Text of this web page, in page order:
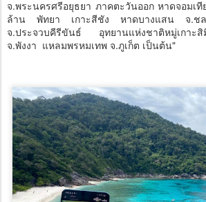
จ.พระนครศรีอยุธยา ภาคตะวันออก หาดจอมเ
ล้าน พัทยา เกาะสีชัง หาดบางแสน จ.ช
จ.ประจวบคีรีขันธ์ อุทยานแห่งชาติหมู่เกา
จ.พังงา แหลมพรหมเทพ จ.ภูเก็ต เป็นต้น"